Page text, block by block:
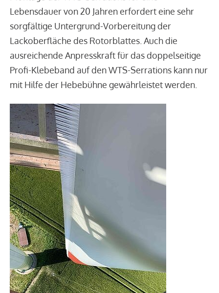
Lebensdauer von 20 Jahren erfordert eine sehr
sorgfältige Untergrund-Vorbereitung der
Lackoberfläche des Rotorblattes. Auch die
ausreichende Anpresskraft für das doppelseitige
Profi-Klebeband auf den WTS-Serrations kann nur
mit Hilfe der Hebebühne gewährleistet werden.